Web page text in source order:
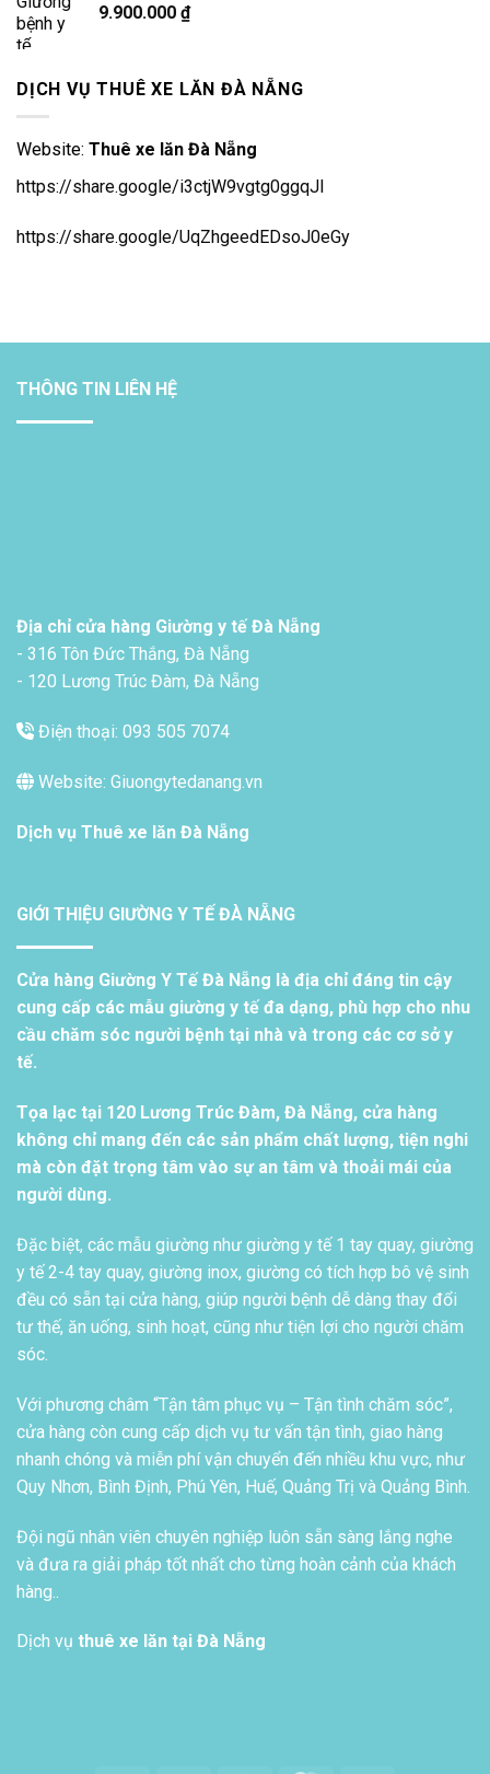
9.900.000 ₫
DỊCH VỤ THUÊ XE LĂN ĐÀ NẴNG
Website: Thuê xe lăn Đà Nẵng
https://share.google/i3ctjW9vgtg0ggqJl
https://share.google/UqZhgeedEDsoJ0eGy
THÔNG TIN LIÊN HỆ
Địa chỉ cửa hàng Giường y tế Đà Nẵng
- 316 Tôn Đức Thắng, Đà Nẵng
- 120 Lương Trúc Đàm, Đà Nẵng
Điện thoại: 093 505 7074
Website: Giuongytedanang.vn
Dịch vụ Thuê xe lăn Đà Nẵng
GIỚI THIỆU GIƯỜNG Y TẾ ĐÀ NẴNG
Cửa hàng Giường Y Tế Đà Nẵng là địa chỉ đáng tin cậy
cung cấp các mẫu giường y tế đa dạng, phù hợp cho nhu
cầu chăm sóc người bệnh tại nhà và trong các cơ sở y
tế.
Tọa lạc tại 120 Lương Trúc Đàm, Đà Nẵng, cửa hàng
không chỉ mang đến các sản phẩm chất lượng, tiện nghi
mà còn đặt trọng tâm vào sự an tâm và thoải mái của
người dùng.
Đặc biệt, các mẫu giường như giường y tế 1 tay quay, giường
y tế 2-4 tay quay, giường inox, giường có tích hợp bô vệ sinh
đều có sẵn tại cửa hàng, giúp người bệnh dễ dàng thay đổi
tư thế, ăn uống, sinh hoạt, cũng như tiện lợi cho người chăm
sóc.
Với phương châm “Tận tâm phục vụ – Tận tình chăm sóc”,
cửa hàng còn cung cấp dịch vụ tư vấn tận tình, giao hàng
nhanh chóng và miễn phí vận chuyển đến nhiều khu vực, như
Quy Nhơn, Bình Định, Phú Yên, Huế, Quảng Trị và Quảng Bình.
Đội ngũ nhân viên chuyên nghiệp luôn sẵn sàng lắng nghe
và đưa ra giải pháp tốt nhất cho từng hoàn cảnh của khách
hàng..
Dịch vụ thuê xe lăn tại Đà Nẵng